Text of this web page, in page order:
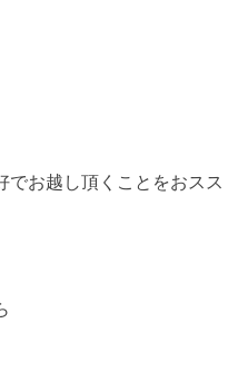
でお越し頂くことをおスス